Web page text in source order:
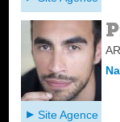
Site Agence